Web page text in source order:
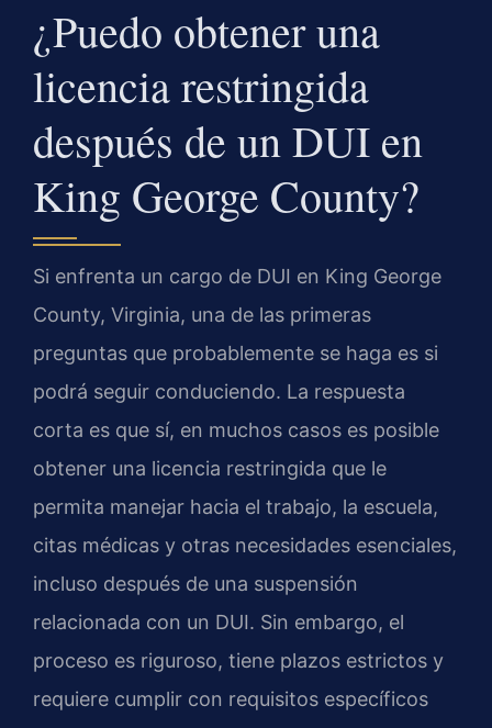
¿Puedo obtener una
licencia restringida
después de un DUI en
King George County?
Si enfrenta un cargo de DUI en King George
County, Virginia, una de las primeras
preguntas que probablemente se haga es si
podrá seguir conduciendo. La respuesta
corta es que sí, en muchos casos es posible
obtener una licencia restringida que le
permita manejar hacia el trabajo, la escuela,
citas médicas y otras necesidades esenciales,
incluso después de una suspensión
relacionada con un DUI. Sin embargo, el
proceso es riguroso, tiene plazos estrictos y
requiere cumplir con requisitos específicos